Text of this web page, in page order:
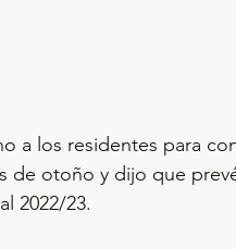
a los residentes para
de otoño y dijo que
2022/23.